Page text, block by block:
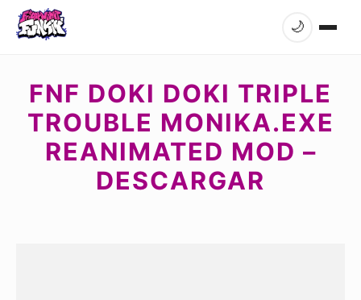
🌙
FNF DOKI DOKI TRIPLE
TROUBLE MONIKA.EXE
REANIMATED MOD –
DESCARGAR